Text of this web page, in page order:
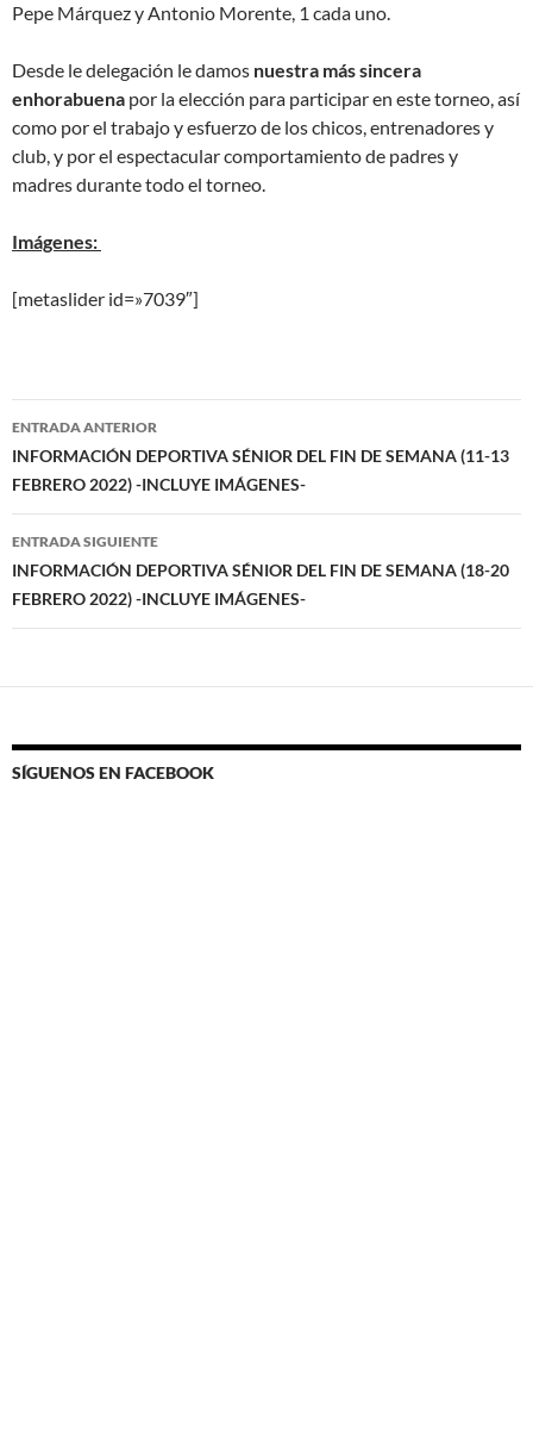
Pepe Márquez y Antonio Morente, 1 cada uno.
Desde le delegación le damos nuestra más sincera
enhorabuena por la elección para participar en este torneo, así
como por el trabajo y esfuerzo de los chicos, entrenadores y
club, y por el espectacular comportamiento de padres y
madres durante todo el torneo.
Imágenes:
[metaslider id=»7039″]
Navegación
de
entradas
ENTRADA ANTERIOR
INFORMACIÓN DEPORTIVA SÉNIOR DEL FIN DE SEMANA (11-13
FEBRERO 2022) -INCLUYE IMÁGENES-
ENTRADA SIGUIENTE
INFORMACIÓN DEPORTIVA SÉNIOR DEL FIN DE SEMANA (18-20
FEBRERO 2022) -INCLUYE IMÁGENES-
SÍGUENOS EN FACEBOOK